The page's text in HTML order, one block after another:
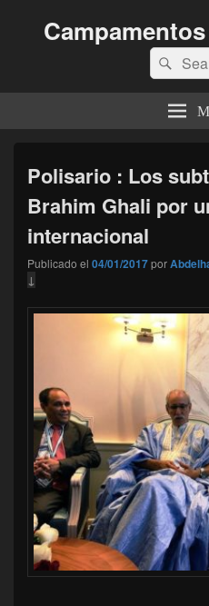
Buscar
por:
Polisario : Los
Brahim Ghali por
internacional
Publicado el 04/01/2017por
↓